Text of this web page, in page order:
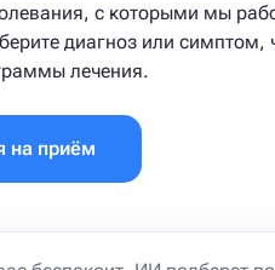
с которыми мы
диагноз или симптом,
лечения.
на приём